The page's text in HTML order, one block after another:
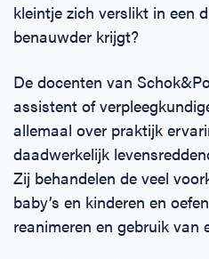
kleintje zich verslikt in een
benauwder krijgt?
De docenten van
assistent of
allemaal over praktijk
daadwerkelijk
Zij behandelen de veel
baby’s en kinderen en
reanimeren en gebruik van